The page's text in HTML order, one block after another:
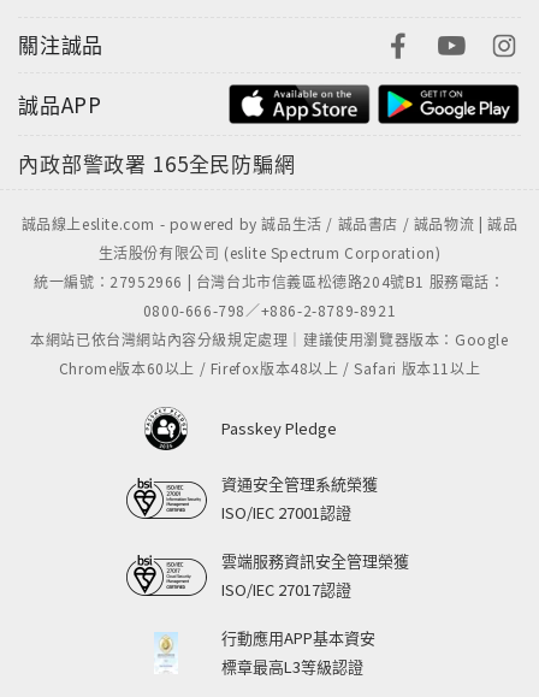
關注誠品
誠品APP
內政部警政署 165全民防騙網
誠品線上eslite.com - powered by 誠品生活 / 誠品書店 / 誠品物流 | 誠品
生活股份有限公司 (eslite Spectrum Corporation)
統一編號：27952966 | 台灣台北市信義區松德路204號B1 服務電話：
0800-666-798／+886-2-8789-8921
本網站已依台灣網站內容分級規定處理｜建議使用瀏覽器版本：Google
Chrome版本60以上 / Firefox版本48以上 / Safari 版本11以上
Passkey Pledge
資通安全管理系統榮獲
ISO/IEC 27001認證
雲端服務資訊安全管理榮獲
ISO/IEC 27017認證
行動應用APP基本資安
標章最高L3等級認證